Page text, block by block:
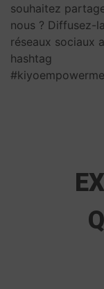
souhaitez
nous ? Diffusez-
réseaux sociaux
hashtag